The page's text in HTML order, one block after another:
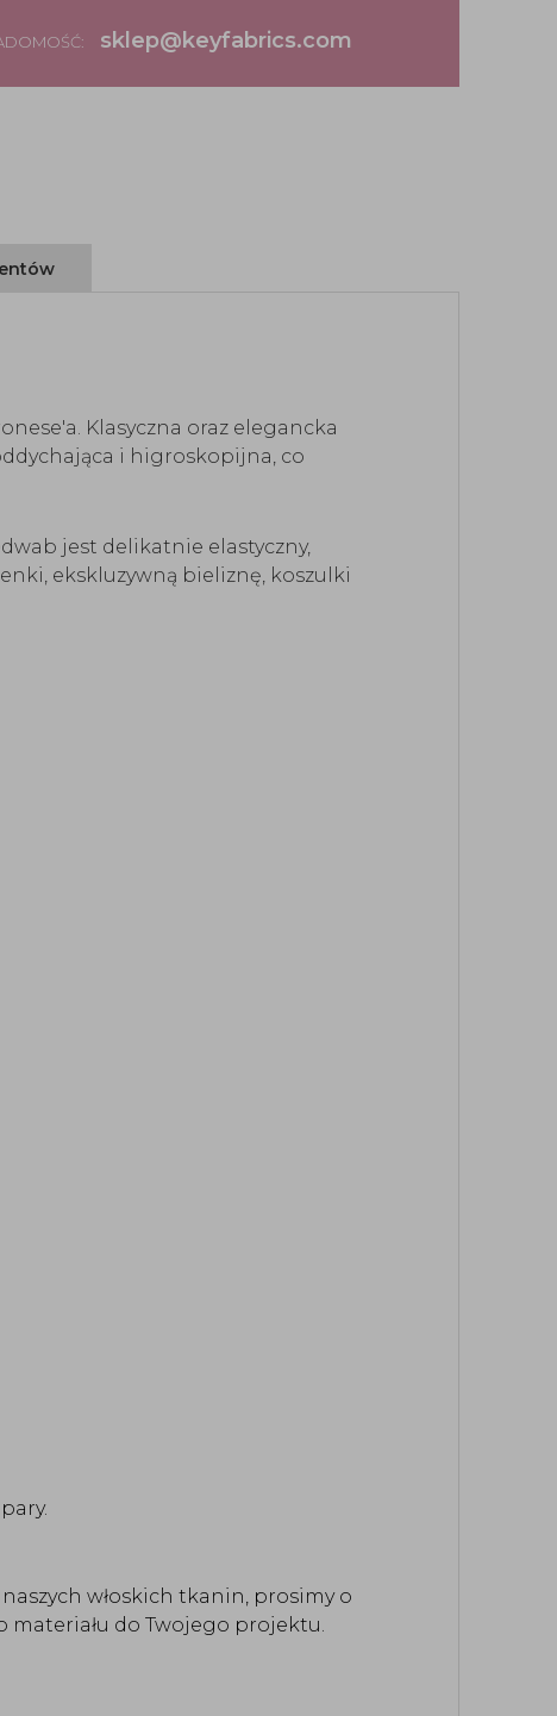
sklep@keyfabrics.com
Klasyczna oraz elegancka
i higroskopijna, co
jest delikatnie elastyczny,
ekskluzywną bieliznę, koszulki
włoskich tkanin, prosimy o
do Twojego projektu.